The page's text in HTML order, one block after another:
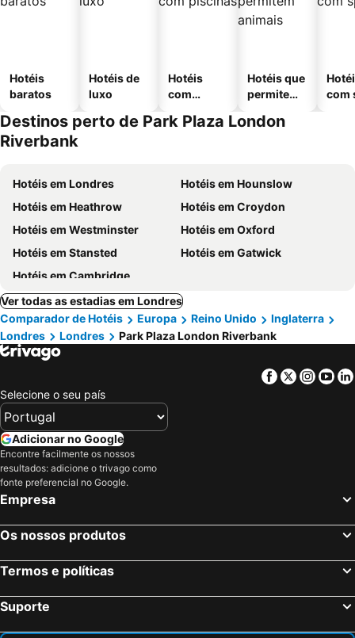
Hotéis
baratos
Hotéis de
luxo
Hotéis
com
Hotéis que
permitem
com
Destinos perto de Park Plaza London
Riverbank
Hotéis em Londres
Hotéis em Hounslow
Hotéis em Heathrow
Hotéis em Croydon
Hotéis em Westminster
Hotéis em Oxford
Hotéis em Stansted
Hotéis em Gatwick
Hotéis em Cambridge
Ver todas as estadias em Londres
Comparador de Hotéis
Europa Reino Unido
Inglaterra
Londres
Londres Park Plaza London Riverbank
Facebook
Twitter
Selecione o seu país
Adicionar no Google
Encontre facilmente os nossos
resultados: adicione o trivago como
fonte preferencial no Google.
Empresa
Os nossos produtos
Termos e políticas
Suporte